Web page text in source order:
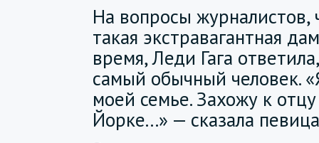
На вопросы журналистов,
такая экстравагантная
время, Леди Гага
самый обычный человек.
моей семье. Захожу к
Йорке...» — сказала